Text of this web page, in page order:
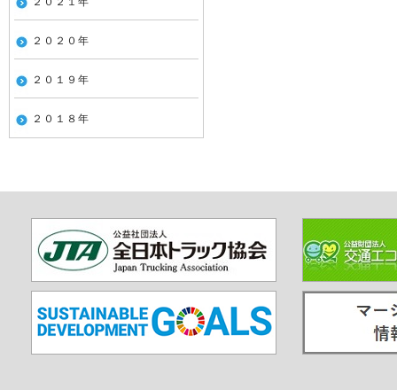
２０２０年
２０１９年
２０１８年